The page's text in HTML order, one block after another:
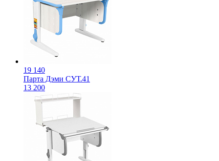
19 140
Парта Дэми СУТ.41
13 200